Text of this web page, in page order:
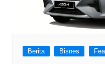
Berita Bisnes